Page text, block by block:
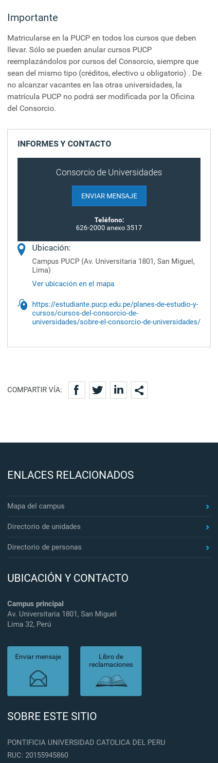
Importante
Matricularse en la PUCP en todos los cursos que deben
llevar. Sólo se pueden anular cursos PUCP
reemplazándolos por cursos del Consorcio, siempre que
sean del mismo tipo (créditos, electivo u obligatorio) . De
no alcanzar vacantes en las otras universidades, la
matrícula PUCP no podrá ser modificada por la Oficina
del Consorcio.
INFORMES Y CONTACTO
Consorcio de Universidades
ENVIAR MENSAJE
Teléfono:
626-2000 anexo 3517
Ubicación:
Campus PUCP (Av. Universitaria 1801, San Miguel,
Lima)
Ver ubicación en el mapa
https://estudiante.pucp.edu.pe/planes-de-estudio-y-
cursos/cursos-del-consorcio-de-
universidades/sobre-el-consorcio-de-universidades/
COMPARTIR VÍA:
ENLACES RELACIONADOS
Mapa del campus
Directorio de unidades
Directorio de personas
UBICACIÓN Y CONTACTO
Campus principal
Av. Universitaria 1801, San Miguel
Lima 32, Perú
Enviar mensaje
Libro de
reclamaciones
SOBRE ESTE SITIO
PONTIFICIA UNIVERSIDAD CATOLICA DEL PERU
RUC: 20155945860